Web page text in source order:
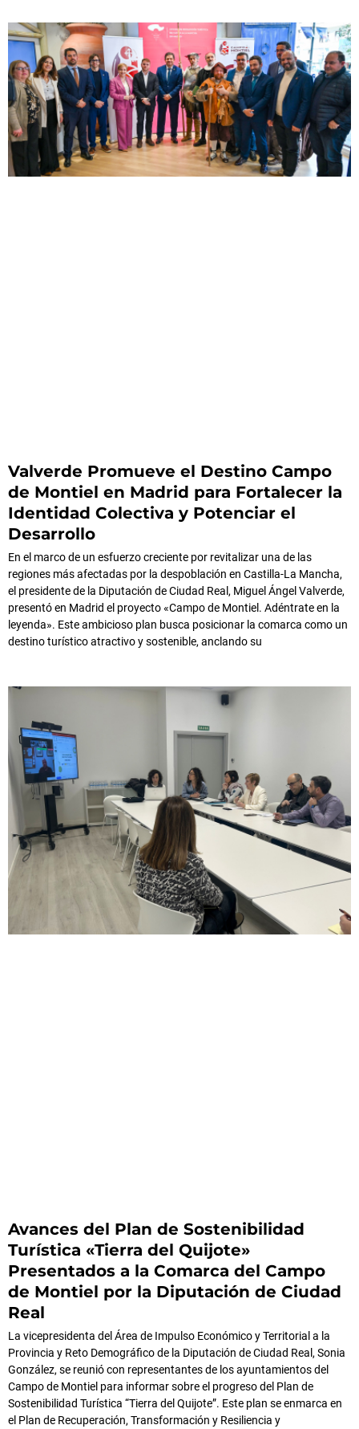
Valverde Promueve el Destino Campo
de Montiel en Madrid para Fortalecer la
Identidad Colectiva y Potenciar el
Desarrollo
En el marco de un esfuerzo creciente por revitalizar una de las
regiones más afectadas por la despoblación en Castilla-La Mancha,
el presidente de la Diputación de Ciudad Real, Miguel Ángel Valverde,
presentó en Madrid el proyecto «Campo de Montiel. Adéntrate en la
leyenda». Este ambicioso plan busca posicionar la comarca como un
destino turístico atractivo y sostenible, anclando su
Avances del Plan de Sostenibilidad
Turística «Tierra del Quijote»
Presentados a la Comarca del Campo
de Montiel por la Diputación de Ciudad
Real
La vicepresidenta del Área de Impulso Económico y Territorial a la
Provincia y Reto Demográfico de la Diputación de Ciudad Real, Sonia
González, se reunió con representantes de los ayuntamientos del
Campo de Montiel para informar sobre el progreso del Plan de
Sostenibilidad Turística “Tierra del Quijote”. Este plan se enmarca en
el Plan de Recuperación, Transformación y Resiliencia y